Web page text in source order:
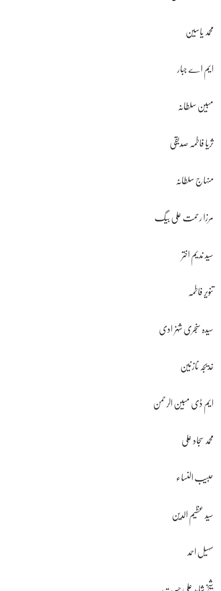
محمد یاسین
ایم اے جبار
مبین سلطانہ
ثریا فاطمہ صدیقی
منہاج سلطانہ
مرزا رحمت علی بیگ
سید ندیم اختر
تنویر فاطمہ
سیدہ سنجری شہزادی
خدیجہ نازنین
ایم ڈی مبین الرحمن
محمد سجاد علی
حبیب النساء
سید عظیم الدین
سہیل احمد